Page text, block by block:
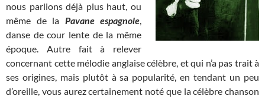
nous parlions déjà plus haut, ou
même de la Pavane espagnole,
danse de cour lente de la même
époque. Autre fait à relever
concernant cette mélodie anglaise célèbre, et qui n’a pas trait à
ses origines, mais plutôt à sa popularité, en tendant un peu
d’oreille, vous aurez certainement noté que la célèbre chanson